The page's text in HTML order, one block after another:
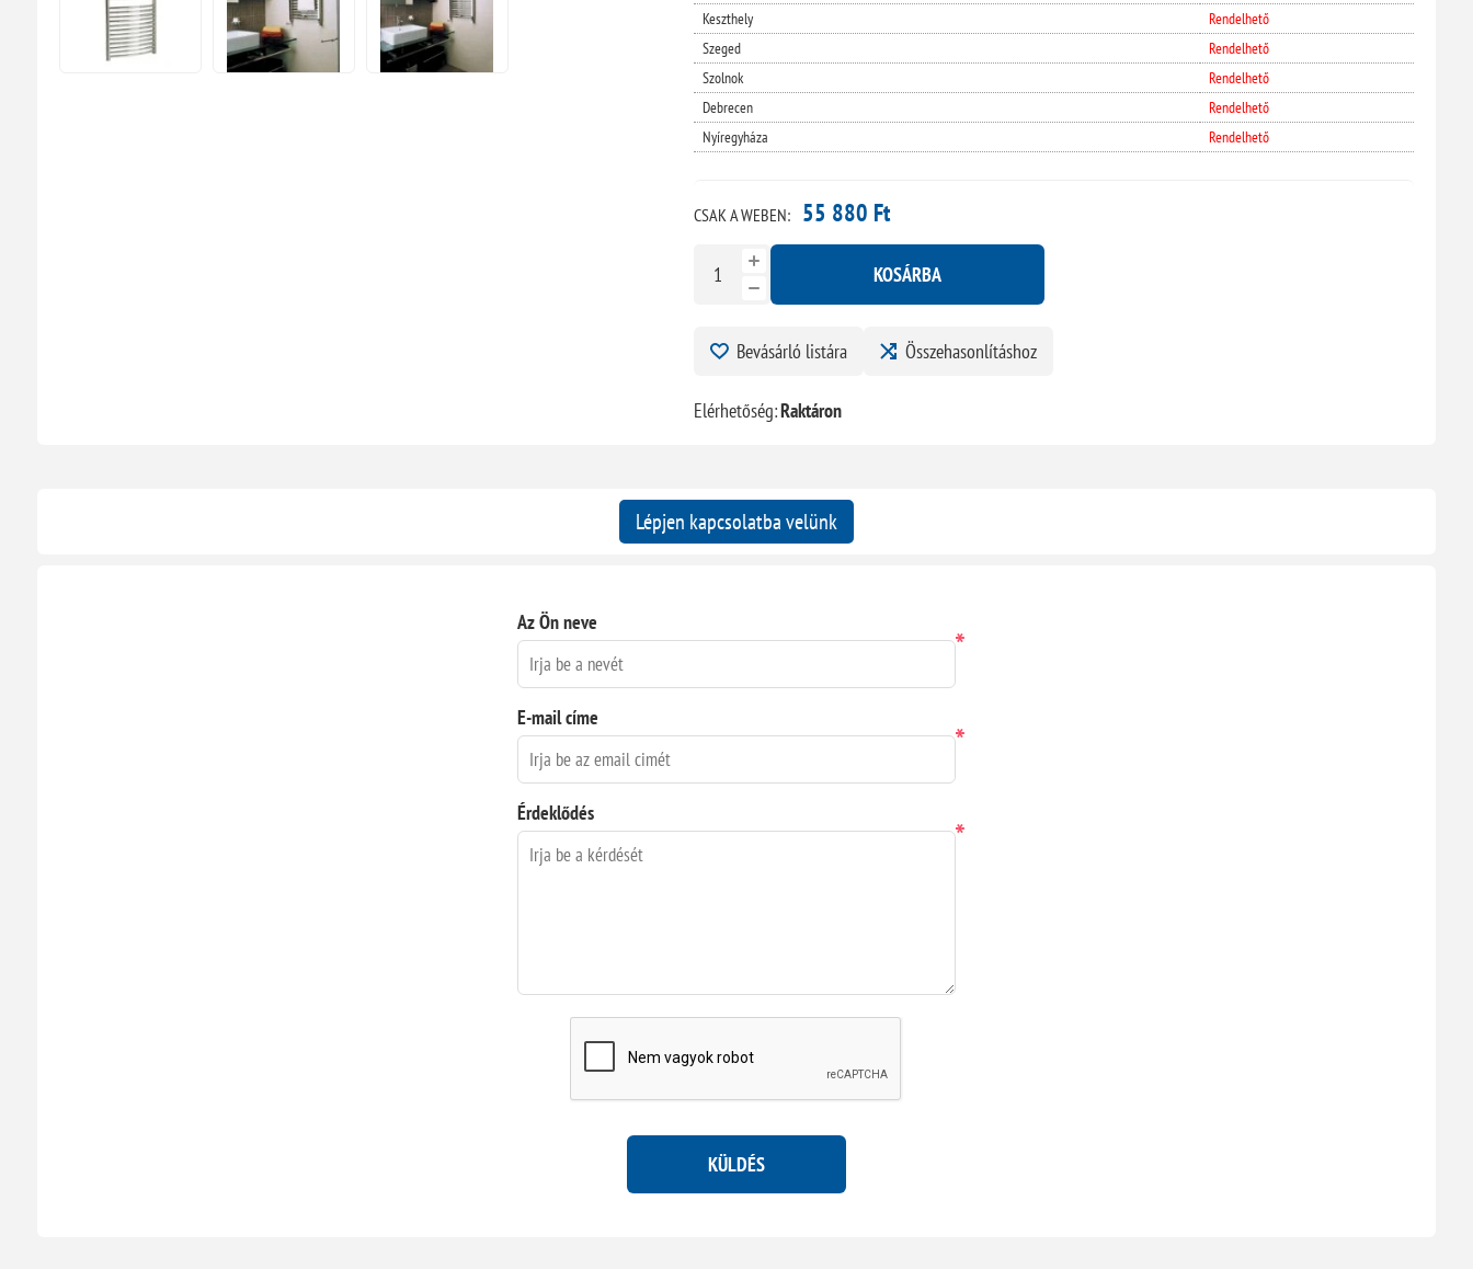
Keszthely
Rendelhető
Szeged
Rendelhető
Szolnok
Rendelhető
Debrecen
Rendelhető
Nyíregyháza
Rendelhető
CSAK A WEBEN: 55 880 Ft
KOSÁRBA
Bevásárló listára Összehasonlításhoz
Elérhetőség:Raktáron
Lépjen kapcsolatba velünk
Az Ön neve
*
E-mail címe
*
Érdeklődés
*
KÜLDÉS